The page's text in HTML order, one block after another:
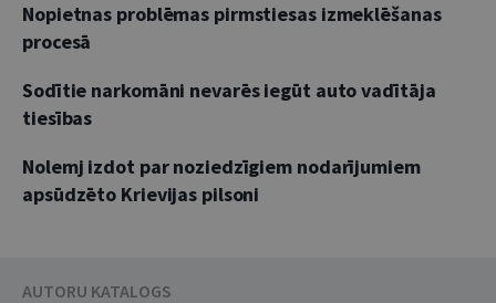
Nopietnas problēmas pirmstiesas izmeklēšanas
procesā
Sodītie narkomāni nevarēs iegūt auto vadītāja
tiesības
Nolemj izdot par noziedzīgiem nodarījumiem
apsūdzēto Krievijas pilsoni
AUTORU KATALOGS